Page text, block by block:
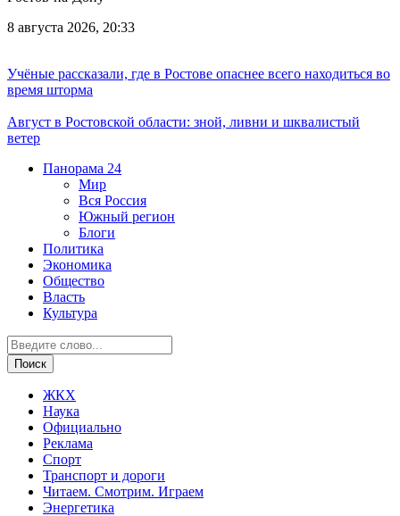
8 августа 2026, 20:33
Учёные рассказали, где в Ростове опаснее всего находиться во
время шторма
Август в Ростовской области: зной, ливни и шквалистый
ветер
Панорама 24
Мир
Вся Россия
Южный регион
Блоги
Политика
Экономика
Общество
Власть
Культура
ЖКХ
Наука
Официально
Реклама
Спорт
Транспорт и дороги
Читаем. Смотрим. Играем
Энергетика